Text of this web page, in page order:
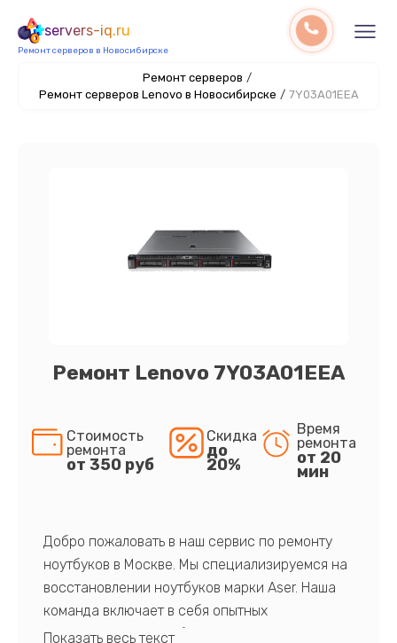
servers-iq.ru
Ремонт серверов в Новосибирске
Ремонт серверов /
Ремонт серверов Lenovo в Новосибирске / 7Y03A01EEA
Ремонт Lenovo 7Y03A01EEA
Стоимость
ремонта
от 350 руб
Скидка
до
20%
Время
ремонта
от 20
мин
Добро пожаловать в наш сервис по ремонту
ноутбуков в Москве. Мы специализируемся на
восстановлении ноутбуков марки Aser. Наша
команда включает в себя опытных
профессионалов с обширными знаниями и